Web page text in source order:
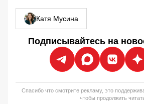
Катя Мусина
Подписывайтесь на
Спасибо что смотрите рекламу, это
чтобы продолжить